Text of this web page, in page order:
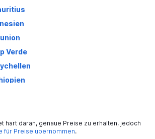
Verde
(Demokratische Republik)
hart daran, genaue Preise zu erhalten, jedoch
für Preise übernommen.